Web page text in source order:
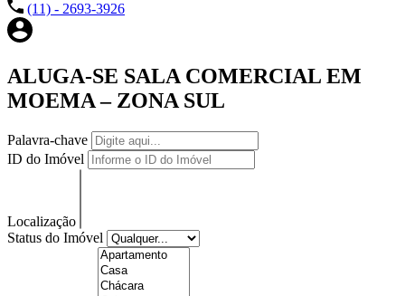
(11) - 2693-3926
ALUGA-SE SALA COMERCIAL EM
MOEMA – ZONA SUL
Palavra-chave
ID do Imóvel
Localização
Status do Imóvel